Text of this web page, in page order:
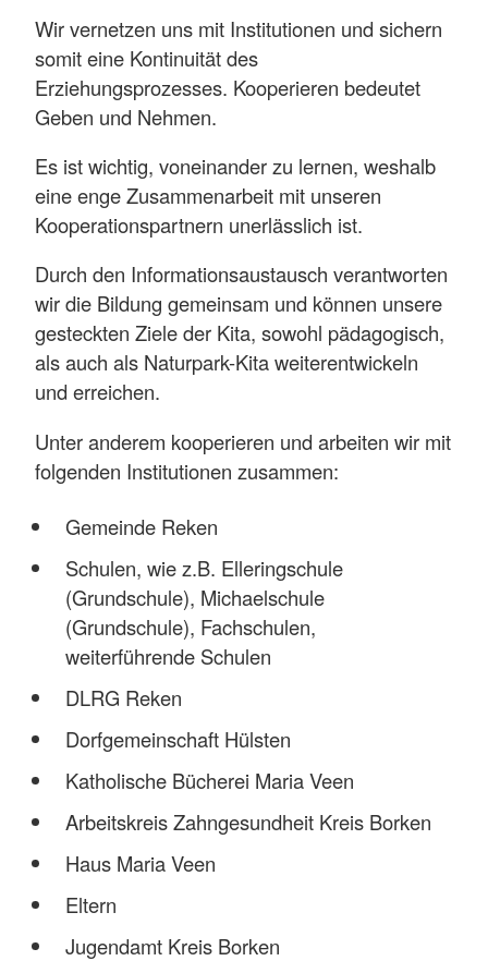
Wir vernetzen uns mit Institutionen und sichern
somit eine Kontinuität des
Erziehungsprozesses. Kooperieren bedeutet
Geben und Nehmen.
Es ist wichtig, voneinander zu lernen, weshalb
eine enge Zusammenarbeit mit unseren
Kooperationspartnern unerlässlich ist.
Durch den Informationsaustausch verantworten
wir die Bildung gemeinsam und können unsere
gesteckten Ziele der Kita, sowohl pädagogisch,
als auch als Naturpark-Kita weiterentwickeln
und erreichen.
Unter anderem kooperieren und arbeiten wir mit
folgenden Institutionen zusammen:
Gemeinde Reken
Schulen, wie z.B. Elleringschule
(Grundschule), Michaelschule
(Grundschule), Fachschulen,
weiterführende Schulen
DLRG Reken
Dorfgemeinschaft Hülsten
Katholische Bücherei Maria Veen
Arbeitskreis Zahngesundheit Kreis Borken
Haus Maria Veen
Eltern
Jugendamt Kreis Borken